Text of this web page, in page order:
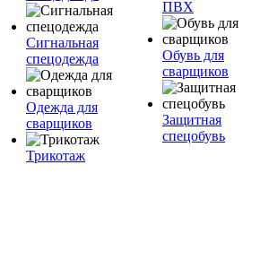
Сигнальная
спецодежда
Одежда для
сварщиков
Трикотаж
ПВХ
Обувь для
сварщиков
Защитная
спецобувь